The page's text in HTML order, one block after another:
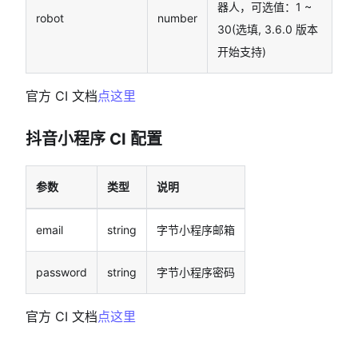
robot number
器人，可选值：1 ~
30(选填, 3.6.0 版本
开始支持)
官方 CI 文档点这里
抖音小程序 CI 配置
参数 类型 说明
email string 字节小程序邮箱
password string 字节小程序密码
官方 CI 文档点这里